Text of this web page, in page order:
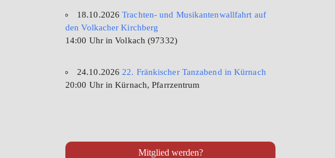
18.10.2026Trachten- und Musikantenwallfahrt auf
den Volkacher Kirchberg
14:00 Uhr in Volkach (97332)
24.10.2026 22. Fränkischer Tanzabend in Kürnach
20:00 Uhr in Kürnach, Pfarrzentrum
Mitglied werden?